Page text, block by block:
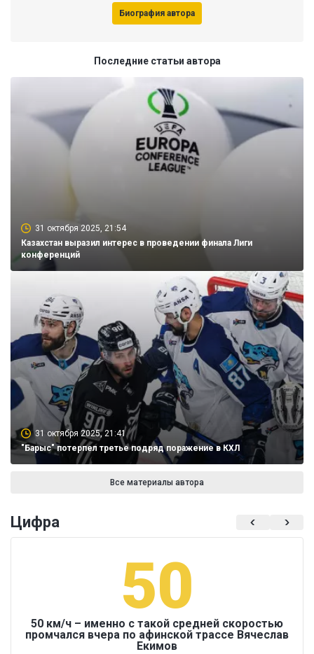
Биография автора
Последние статьи автора
31 октября 2025, 21:54
Казахстан выразил интерес в проведении финала Лиги
конференций
31 октября 2025, 21:41
"Барыс" потерпел третье подряд поражение в КХЛ
Все материалы автора
Цифра
50
50 км/ч – именно с такой средней скоростью
промчался вчера по афинской трассе Вячеслав
Екимов